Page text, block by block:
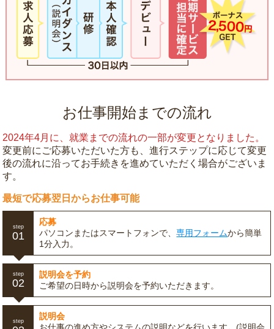
お仕事開始までの流れ
2024年4月に、就業までの流れの一部が変更となりました。
変更前にご応募いただいた方も、進行ステップに応じて変更
後の流れに沿ってお手続きを進めていただく場合がございま
す。
最短で応募翌日からお仕事可能
step
01
応募
パソコンまたはスマートフォンで、専用フォームから簡単
1分入力。
step
02
説明会を予約
ご希望の日時から説明会を予約いただきます。
step
説明会